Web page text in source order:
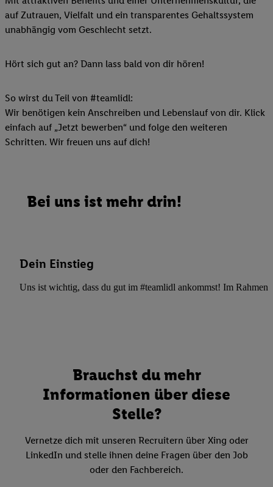
auf Zutrauen, Vielfalt und ein transparentes Gehaltssystem
unabhängig vom Geschlecht setzt.
Hört sich gut an? Dann lass bald von dir hören!
So wirst du Teil von #teamlidl:
Wir benötigen kein Anschreiben und Lebenslauf von dir. Klick
einfach auf „Jetzt bewerben“ und folge den weiteren
Schritten. Wir freuen uns auf dich!
Bei uns ist mehr drin!
Dein Einstieg
Uns ist wichtig, dass du gut im #teamlidl ankommst! Im Rahmen
Brauchst du mehr
Informationen über diese
Stelle?
Vernetze dich mit unseren Recruitern über Xing oder
LinkedIn und stelle ihnen deine Fragen über den Job
oder den Fachbereich.